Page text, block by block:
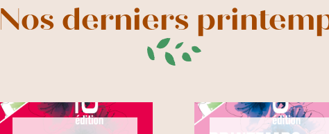
Nos derniers